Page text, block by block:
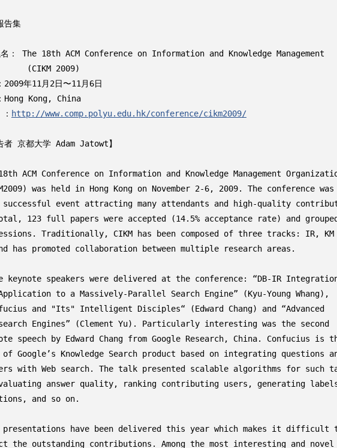
告集
名： The 18th ACM Conference on Information and Knowledge Management
2009年11月2日〜11月6日
Hong Kong, China
http://www.comp.polyu.edu.hk/conference/cikm2009/
者 京都大学 Adam Jatowt】
ACM Conference on Information and Knowledge Management
was held in Hong Kong on November 2-6, 2009. The conference was
successful event attracting many attendants and high-quality
123 full papers were accepted (14.5% acceptance rate) and
Traditionally, CIKM has been composed of three tracks: IR, KM
has promoted collaboration between multiple research areas.
keynote speakers were delivered at the conference: “DB-IR
to a Massively-Parallel Search Engine” (Kyu-Young Whang),
and "Its" Intelligent Disciples“ (Edward Chang) and “Advanced
Engines” (Clement Yu). Particularly interesting was the second
speech by Edward Chang from Google Research, China. Confucius is
of Google’s Knowledge Search product based on integrating questions
with Web search. The talk presented scalable algorithms for such
answer quality, ranking contributing users, generating
and so on.
presentations have been delivered this year which makes it difficult
the outstanding contributions. Among the most interesting and novel